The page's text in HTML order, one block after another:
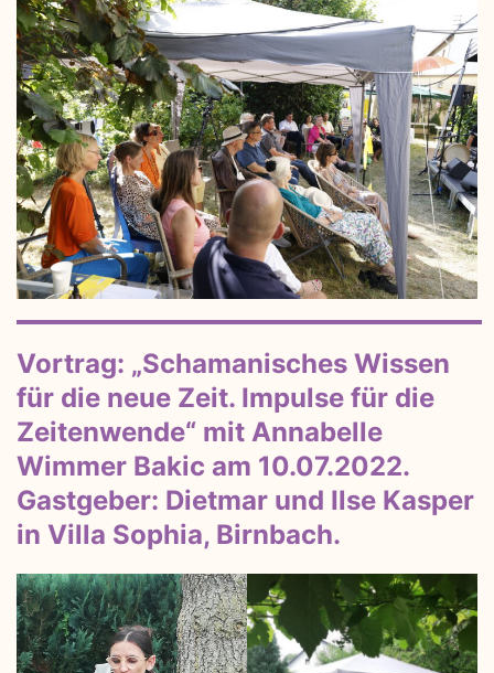
Vortrag: „Schamanisches Wissen
für die neue Zeit. Impulse für die
Zeitenwende“ mit Annabelle
Wimmer Bakic am 10.07.2022.
Gastgeber: Dietmar und Ilse Kasper
in Villa Sophia, Birnbach.